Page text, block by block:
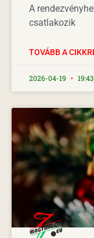
A
csatlakozik
TOVÁBB A
2026-04-19 19:43